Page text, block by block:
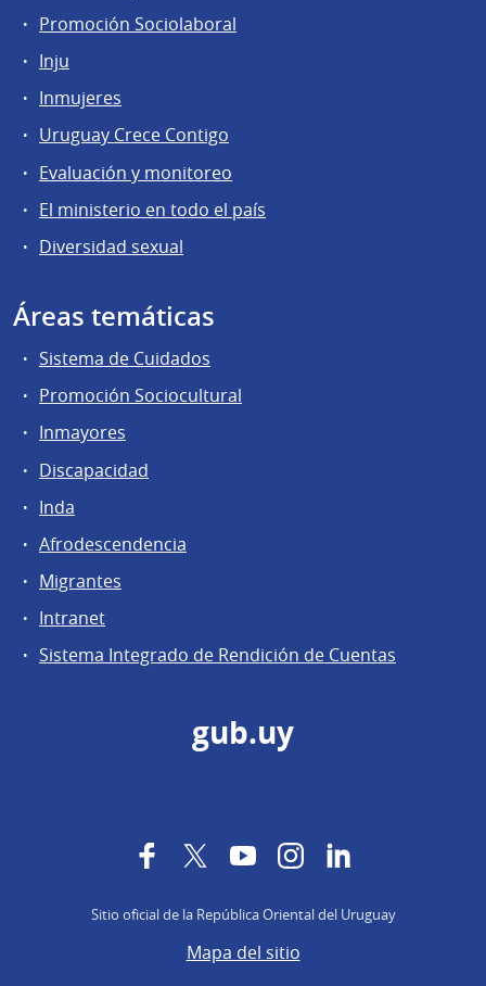
Promoción Sociolaboral
Inju
Inmujeres
Uruguay Crece Contigo
Evaluación y monitoreo
El ministerio en todo el país
Diversidad sexual
Áreas temáticas
Sistema de Cuidados
Promoción Sociocultural
Inmayores
Discapacidad
Inda
Afrodescendencia
Migrantes
Intranet
Sistema Integrado de Rendición de Cuentas
gub.uy
FacebookTwitterYouTubeInstagram
Sitio oficial de la República Oriental del Uruguay
Mapa del sitio